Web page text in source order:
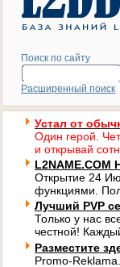
Поиск по сайту
Расширенный поиск
Устал от
Один герой.
и открывай
Открытие 24
функциями.
Лучший PVP
Только у нас
честной!
Разместите
Promo-